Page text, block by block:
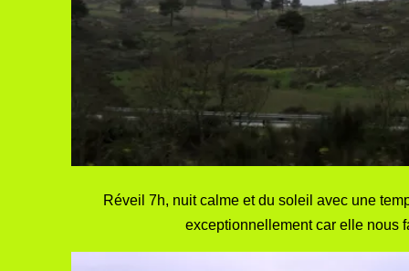
Réveil 7h, nuit calme et du soleil avec une
exceptionnellement car elle nous